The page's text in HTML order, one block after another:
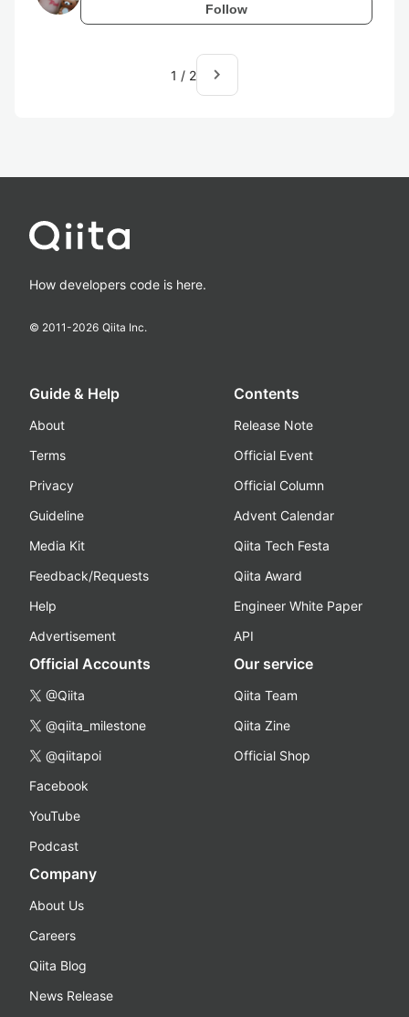
Follow
1 / 2 navigate_next
How developers code is here.
© 2011-2026 Qiita Inc.
Guide & Help
About
Terms
Privacy
Guideline
Media Kit
Feedback/Requests
Help
Advertisement
Contents
Release Note
Official Event
Official Column
Advent Calendar
Qiita Tech Festa
Qiita Award
Engineer White Paper
API
Official Accounts
@Qiita
@qiita_milestone
@qiitapoi
Facebook
YouTube
Podcast
Our service
Qiita Team
Qiita Zine
Official Shop
Company
About Us
Careers
Qiita Blog
News Release